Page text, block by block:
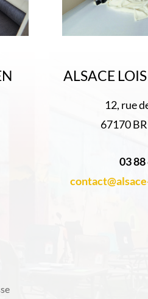
ALSACE
12, rue
67170
03 88